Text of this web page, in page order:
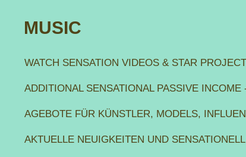
Zum
springen
MUSIC
WATCH SENSATION VIDEOS & STAR
ADDITIONAL SENSATIONAL PASSIVE
AGEBOTE FÜR KÜNSTLER, MODELS,
AKTUELLE NEUIGKEITEN UND